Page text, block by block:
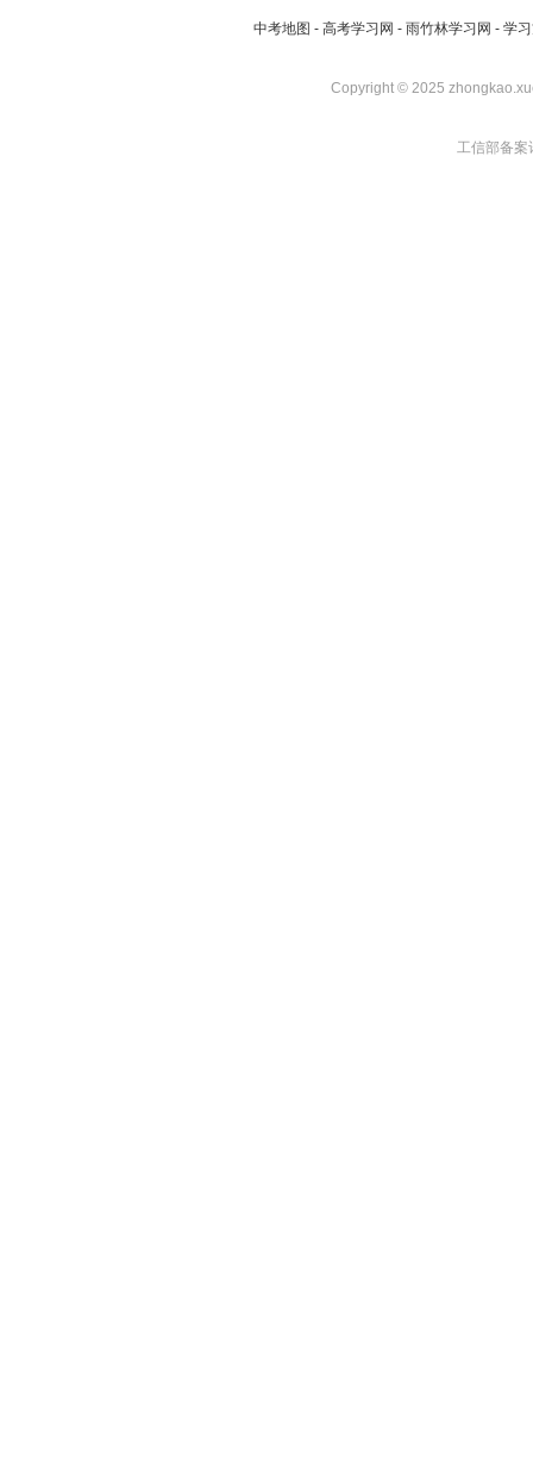
中考地图 - 高考学习网 - 雨竹林学习网 - 学
Copyright © 2025
工信部备